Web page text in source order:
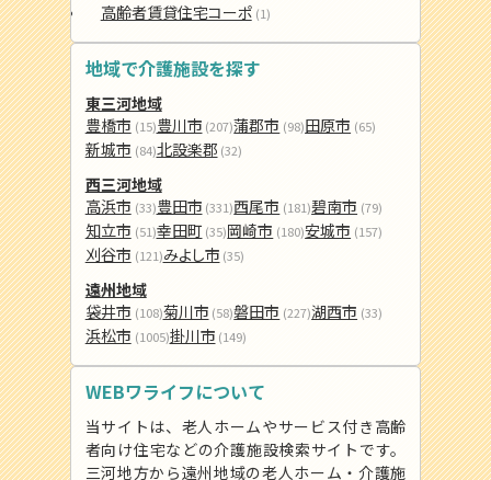
高齢者賃貸住宅コーポ (1)
地域で介護施設を探す
東三河地域
豊橋市 (15)豊川市 (207)蒲郡市 (98)田原市 (65)
新城市 (84)北設楽郡 (32)
西三河地域
高浜市 (33)豊田市 (331)西尾市 (181)碧南市 (79)
知立市 (51)幸田町 (35)岡崎市 (180)安城市 (157)
刈谷市 (121)みよし市 (35)
遠州地域
袋井市 (108)菊川市 (58)磐田市 (227)湖西市 (33)
浜松市 (1005)掛川市 (149)
WEBワライフについて
当サイトは、老人ホームやサービス付き高齢
者向け住宅などの介護施設検索サイトです。
三河地方から遠州地域の老人ホーム・介護施